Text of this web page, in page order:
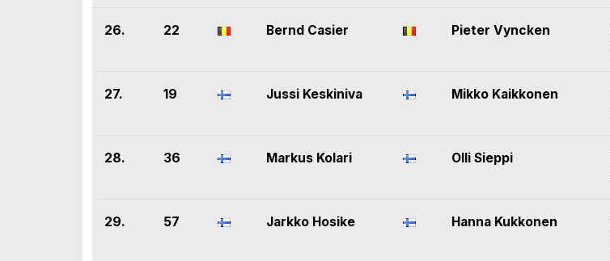
26. 22 Bernd Casier Pieter Vyncken
27. 19 Jussi Keskiniva Mikko Kaikkonen
28. 36 Markus Kolari Olli Sieppi
29. 57 Jarkko Hosike Hanna Kukkonen